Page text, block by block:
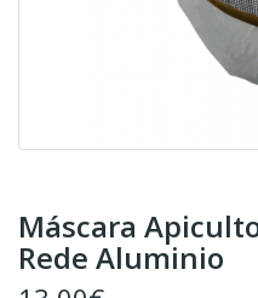
Máscara
Rede Aluminio